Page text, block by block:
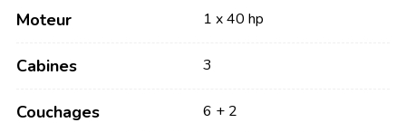
Moteur 1 x 40 hp
Cabines 3
Couchages 6 + 2